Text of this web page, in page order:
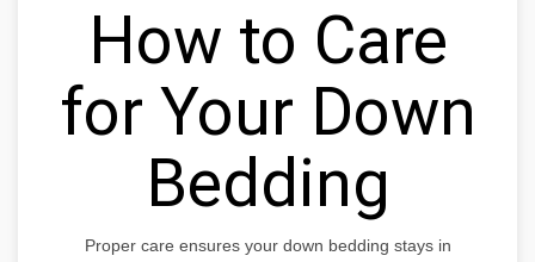
How to Care
for Your Down
Bedding
Proper care ensures your down bedding stays in